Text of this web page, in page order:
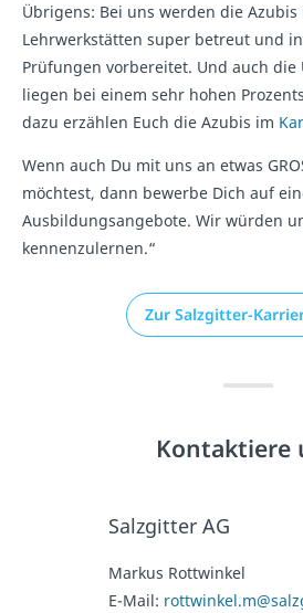
Übrigens: Bei uns werden die Azubis
Lehrwerkstätten super betreut und
Prüfungen vorbereitet. Und auch die
liegen bei einem sehr hohen
dazu erzählen Euch die Azubis im
Wenn auch Du mit uns an etwas
möchtest, dann bewerbe Dich auf
Ausbildungsangebote. Wir würden
kennenzulernen.“
Zur Salzgitter-
Kontaktiere
Salzgitter AG
Markus Rottwinkel
E-Mail: